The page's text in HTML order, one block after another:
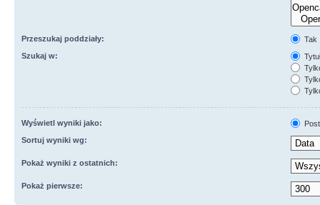
Przeszukaj poddziały:
Tak
Szukaj w:
Wyświetl wyniki jako:
Sortuj wyniki wg:
Pokaż wyniki z ostatnich:
Pokaż pierwsze: